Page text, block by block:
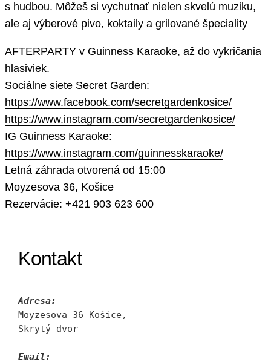
s hudbou. Môžeš si vychutnať nielen skvelú muziku,
ale aj výberové pivo, koktaily a grilované špeciality
AFTERPARTY v Guinness Karaoke, až do vykričania
hlasiviek.
Sociálne siete Secret Garden:
https://www.facebook.com/secretgardenkosice/
https://www.instagram.com/secretgardenkosice/
IG Guinness Karaoke:
https://www.instagram.com/guinnesskaraoke/
Letná záhrada otvorená od 15:00
Moyzesova 36, Košice
Rezervácie: +421 903 623 600
Kontakt
Adresa:
Moyzesova 36 Košice,
Skrytý dvor
Email: